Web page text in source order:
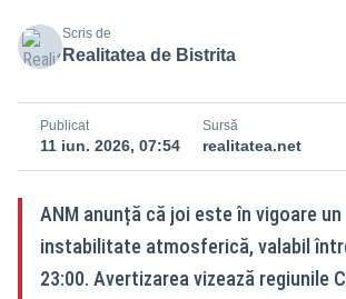
Scris de
Realitatea de Bistrita
Publicat
11 iun. 2026, 07:54
Sursă
realitatea.net
ANM anunță că joi este în vigoare un
instabilitate atmosferică, valabil
23:00. Avertizarea vizează regiunile